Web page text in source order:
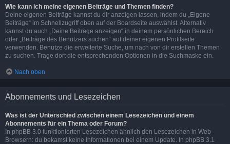
Wie kann ich meine eigenen Beiträge und Themen finden?
Deine eigenen Beiträge kannst du dir anzeigen lassen, indem du „Eigene
Beiträge“ im Schnellzugriff oben auf der Boardseite auswählst. Alternativ
kannst du auch „Deine Beiträge anzeigen“ in deinem persönlichen Bereich
oder „Beiträge des Benutzers suchen“ auf deiner eigenen Profilseite
verwenden. Benutze die erweiterte Suche, um nach von dir erstellen Themen
zu suchen. Trage dort die entsprechenden Optionen in die Suchmaske ein.
Nach oben
Abonnements und Lesezeichen
Was ist der Unterschied zwischen einem Lesezeichen und einem
Abonnements für ein Thema oder Forum?
In phpBB 3.0 funktionierten Lesezeichen ähnlich den Lesezeichen in Web-
Browsern: du bekamst keine Informationen bei einem Update. In phpBB 3.1